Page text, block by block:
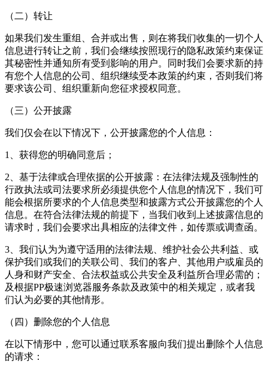
（二）转让
如果我们发生重组、合并或出售，则在将我们收集的一切个人
信息进行转让之前，我们会继续按照现行的隐私政策约束保证
其秘密性并通知所有受到影响的用户。同时我们会要求新的持
有您个人信息的公司、组织继续受本政策的约束，否则我们将
要求该公司、组织重新向您征求授权同意。
（三）公开披露
我们仅会在以下情况下，公开披露您的个人信息：
1、获得您的明确同意后；
2、基于法律或合理依据的公开披露：在法律法规及强制性的
行政执法或司法要求所必须提供您个人信息的情况下，我们可
能会根据所要求的个人信息类型和披露方式公开披露您的个人
信息。在符合法律法规的前提下，当我们收到上述披露信息的
请求时，我们会要求出具相应的法律文件，如传票或调查函。
3、我们认为为遵守适用的法律法规、维护社会公共利益、或
保护我们或我们的关联公司、我们的客户、其他用户或雇员的
人身和财产安全、合法权益或公共安全及利益所合理必需的；
及根据PP极速浏览器服务条款及政策中的相关规定，或者我
们认为必要的其他情形。
（四）删除您的个人信息
在以下情形中，您可以通过联系客服向我们提出删除个人信息
的请求：